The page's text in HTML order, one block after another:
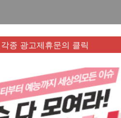
종 광고제휴문의 클릭